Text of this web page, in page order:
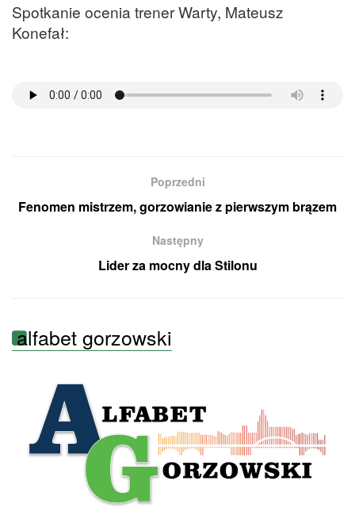
Spotkanie ocenia trener Warty, Mateusz
Konefał:
Poprzedni
Fenomen mistrzem, gorzowianie z pierwszym brązem
Następny
Lider za mocny dla Stilonu
alfabet gorzowski